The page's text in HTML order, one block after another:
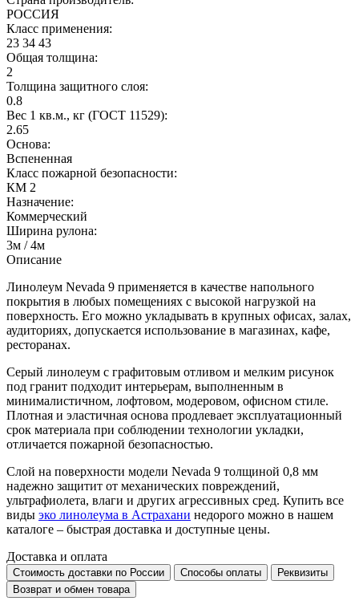
РОССИЯ
Класс применения:
23 34 43
Общая толщина:
2
Толщина защитного слоя:
0.8
Вес 1 кв.м., кг (ГОСТ 11529):
2.65
Основа:
Вспененная
Класс пожарной безопасности:
КМ 2
Назначение:
Коммерческий
Ширина рулона:
3м / 4м
Описание
Линолеум Nevada 9 применяется в качестве напольного
покрытия в любых помещениях с высокой нагрузкой на
поверхность. Его можно укладывать в крупных офисах, залах,
аудиториях, допускается использование в магазинах, кафе,
ресторанах.
Серый линолеум с графитовым отливом и мелким рисунок
под гранит подходит интерьерам, выполненным в
минималистичном, лофтовом, модеровом, офисном стиле.
Плотная и эластичная основа продлевает эксплуатационный
срок материала при соблюдении технологии укладки,
отличается пожарной безопасностью.
Слой на поверхности модели Nevada 9 толщиной 0,8 мм
надежно защитит от механических повреждений,
ультрафиолета, влаги и других агрессивных сред. Купить все
виды эко линолеума в Астрахани недорого можно в нашем
каталоге – быстрая доставка и доступные цены.
Доставка и оплата
Стоимость доставки по России Способы оплаты
Реквизиты
Возврат и обмен товара